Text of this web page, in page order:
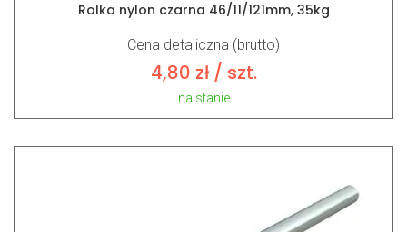
Rolka nylon czarna 46/11/121mm, 35kg
Cena detaliczna (brutto)
4,80 zł/ szt.
na stanie